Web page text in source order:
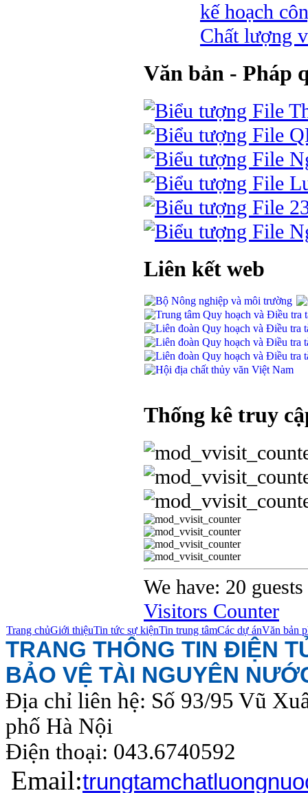
kế hoạch
Chất lượng
Văn bản - Pháp
Liên kết web
Thống kê truy
We have: 20
Visitors Counter
Trang chủGiới thiệuTin tức sự kiệnTin trung tâmCác dự ánVăn bản
TRANG THÔNG TIN ĐIỆN
BẢO VỆ TÀI NGUYÊN
Địa chỉ liên hệ: Số 93/95 Vũ
phố Hà Nội
Điện thoại:
Email: